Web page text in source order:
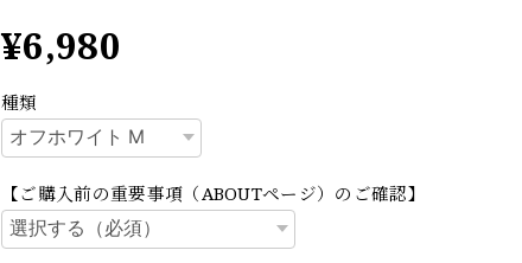
¥6,980
種類
【ご購入前の重要事項（ABOUTページ）のご確認】